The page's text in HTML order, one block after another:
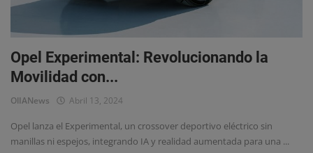
Eventos
Opel Experimental: Revolucionando la
Movilidad con...
OlIANews Abril 13, 2024
Opel lanza el Experimental, un crossover deportivo eléctrico sin
manillas ni espejos, integrando IA y realidad aumentada para una ...